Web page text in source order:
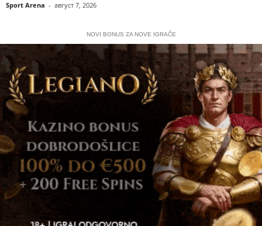
Sport Arena - август 7, 2026
NOVI BONUS ZA NOVE IGRAČE